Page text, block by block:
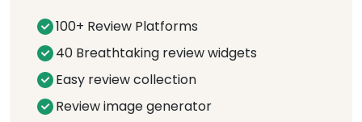
100+ Review Platforms
40 Breathtaking review widgets
Easy review collection
Review image generator